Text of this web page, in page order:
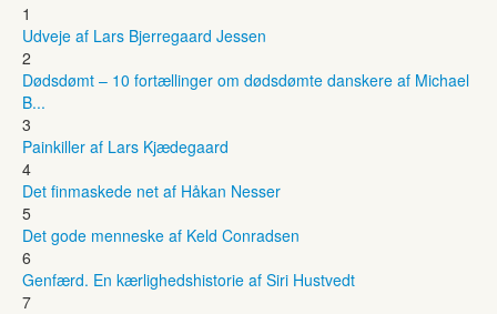
1
Udveje af Lars Bjerregaard Jessen
2
Dødsdømt – 10 fortællinger om dødsdømte danskere af Michael
B...
3
Painkiller af Lars Kjædegaard
4
Det finmaskede net af Håkan Nesser
5
Det gode menneske af Keld Conradsen
6
Genfærd. En kærlighedshistorie af Siri Hustvedt
7